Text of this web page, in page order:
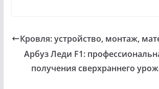
Кровля: устройство, монтаж,
Арбуз Леди F1:
получения сверхраннего